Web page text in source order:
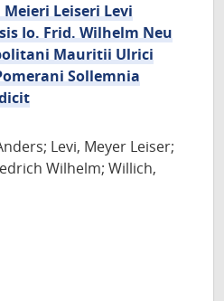
Leiseri Levi
Io. Frid. Wilhelm Neu
Mauritii Ulrici
Sollemnia
Levi, Meyer Leiser;
Wilhelm; Willich,